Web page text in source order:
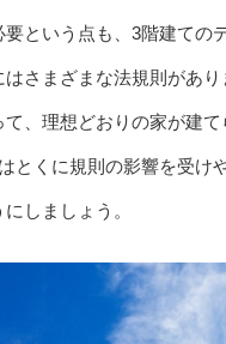
という点も、3階建ての
さまざまな法規則があり
、理想どおりの家が建て
とくに規則の影響を受け
しましょう。